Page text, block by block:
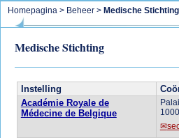
Homepagina > Beheer > Medische Stichting
Medische Stichting
Instelling
Académie Royale de
Médecine de Belgique